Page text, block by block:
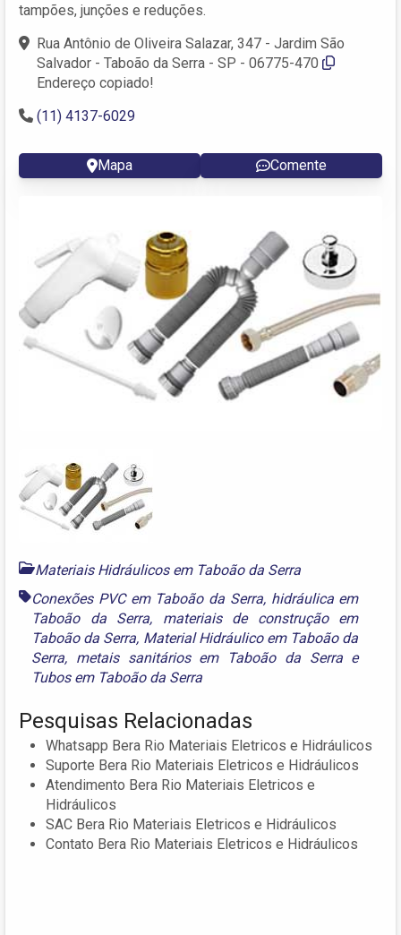
tampões, junções e reduções.
Rua Antônio de Oliveira Salazar, 347 - Jardim São
Salvador - Taboão da Serra - SP - 06775-470
Endereço copiado!
(11) 4137-6029
Mapa Comente
Materiais Hidráulicos em Taboão da Serra
Conexões PVC em Taboão da Serra, hidráulica em
Taboão da Serra, materiais de construção em
Taboão da Serra, Material Hidráulico em Taboão da
Serra, metais sanitários em Taboão da Serrae
Tubos em Taboão da Serra
Pesquisas Relacionadas
Whatsapp Bera Rio Materiais Eletricos e Hidráulicos
Suporte Bera Rio Materiais Eletricos e Hidráulicos
Atendimento Bera Rio Materiais Eletricos e
Hidráulicos
SAC Bera Rio Materiais Eletricos e Hidráulicos
Contato Bera Rio Materiais Eletricos e Hidráulicos